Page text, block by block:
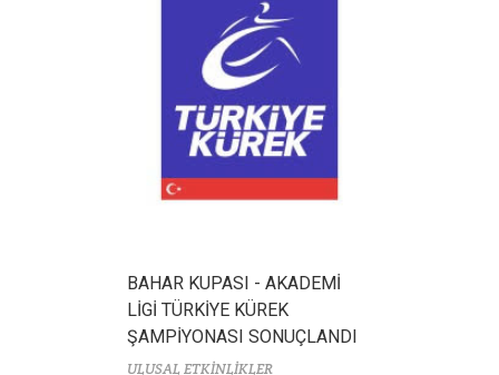
BAHAR KUPASI - AKADEMİ
LİGİ TÜRKİYE KÜREK
ŞAMPİYONASI SONUÇLANDI
ULUSAL ETKİNLİKLER